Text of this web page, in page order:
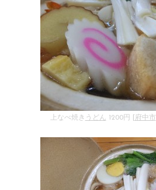
上なべ焼き うどん 1200円 [ 府中市